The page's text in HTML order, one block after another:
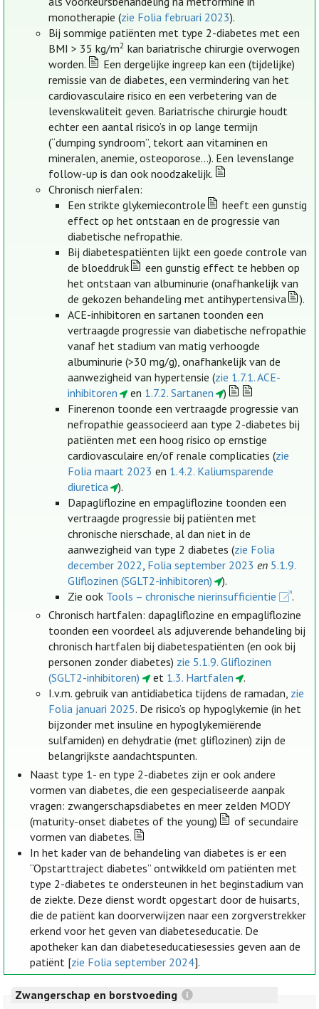
monotherapie (zie Folia februari 2023).
Bij sommige patiënten met type 2-diabetes met een
BMI > 35 kg/m2 kan bariatrische chirurgie overwogen
worden.
Een dergelijke ingreep kan een (tijdelijke)
remissie van de diabetes, een vermindering van het
cardiovasculaire risico en een verbetering van de
levenskwaliteit geven. Bariatrische chirurgie houdt
echter een aantal risico’s in op lange termijn
(“dumping syndroom”, tekort aan vitaminen en
mineralen, anemie, osteoporose…). Een levenslange
follow-up is dan ook noodzakelijk.
Chronisch nierfalen:
Een strikte glykemiecontrole
heeft een gunstig
effect op het ontstaan en de progressie van
diabetische nefropathie.
Bij diabetespatiënten lijkt een goede controle van
de bloeddruk
een gunstig effect te hebben op
het ontstaan van albuminurie (onafhankelijk van
de gekozen behandeling met antihypertensiva
).
ACE-inhibitoren en sartanen toonden een
vertraagde progressie van diabetische nefropathie
vanaf het stadium van matig verhoogde
albuminurie (>30 mg/g), onafhankelijk van de
aanwezigheid van hypertensie (zie 1.7.1. ACE-
inhibitoren
en 1.7.2. Sartanen
)
Finerenon toonde een vertraagde progressie van
nefropathie geassocieerd aan type 2-diabetes bij
patiënten met een hoog risico op ernstige
cardiovasculaire en/of renale complicaties (zie
Folia maart 2023 en 1.4.2. Kaliumsparende
diuretica
).
Dapagliflozine en empagliflozine toonden een
vertraagde progressie bij patiënten met
chronische nierschade, al dan niet in de
aanwezigheid van type 2 diabetes (zie Folia
december 2022, Folia september 2023 en 5.1.9.
Gliflozinen (SGLT2-inhibitoren)
).
Zie ook Tools – chronische nierinsufficiëntie
.
Chronisch hartfalen: dapagliflozine en empagliflozine
toonden een voordeel als adjuverende behandeling bij
chronisch hartfalen bij diabetespatiënten (en ook bij
personen zonder diabetes) zie 5.1.9. Gliflozinen
(SGLT2-inhibitoren)
et 1.3. Hartfalen
.
I.v.m. gebruik van antidiabetica tijdens de ramadan, zie
Folia januari 2025. De risico’s op hypoglykemie (in het
bijzonder met insuline en hypoglykemiërende
sulfamiden) en dehydratie (met gliflozinen) zijn de
belangrijkste aandachtspunten.
Naast type 1- en type 2-diabetes zijn er ook andere
vormen van diabetes, die een gespecialiseerde aanpak
vragen: zwangerschapsdiabetes en meer zelden MODY
(maturity-onset diabetes of the young)
of secundaire
vormen van diabetes.
In het kader van de behandeling van diabetes is er een
“Opstarttraject diabetes” ontwikkeld om patiënten met
type 2-diabetes te ondersteunen in het beginstadium van
de ziekte. Deze dienst wordt opgestart door de huisarts,
die de patiënt kan doorverwijzen naar een zorgverstrekker
erkend voor het geven van diabeteseducatie. De
apotheker kan dan diabeteseducatiesessies geven aan de
patiënt [zie Folia september 2024].
Zwangerschap en borstvoeding